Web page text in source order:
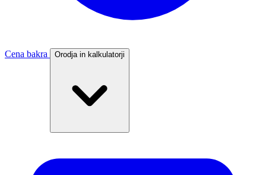
Cena bakra Orodja in kalkulatorji